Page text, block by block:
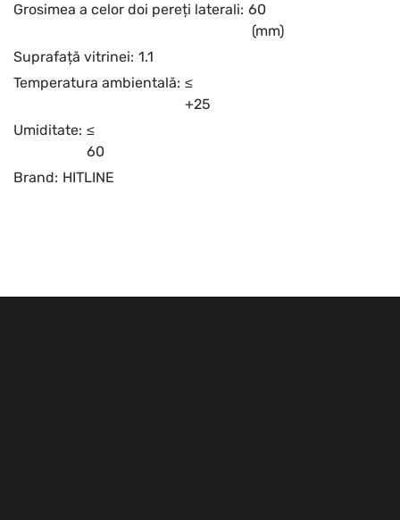
Grosimea a celor doi pereți laterali: 60
(mm)
Suprafață vitrinei: 1.1
Temperatura ambientală: ≤
+25
Umiditate: ≤
60
Brand: HITLINE